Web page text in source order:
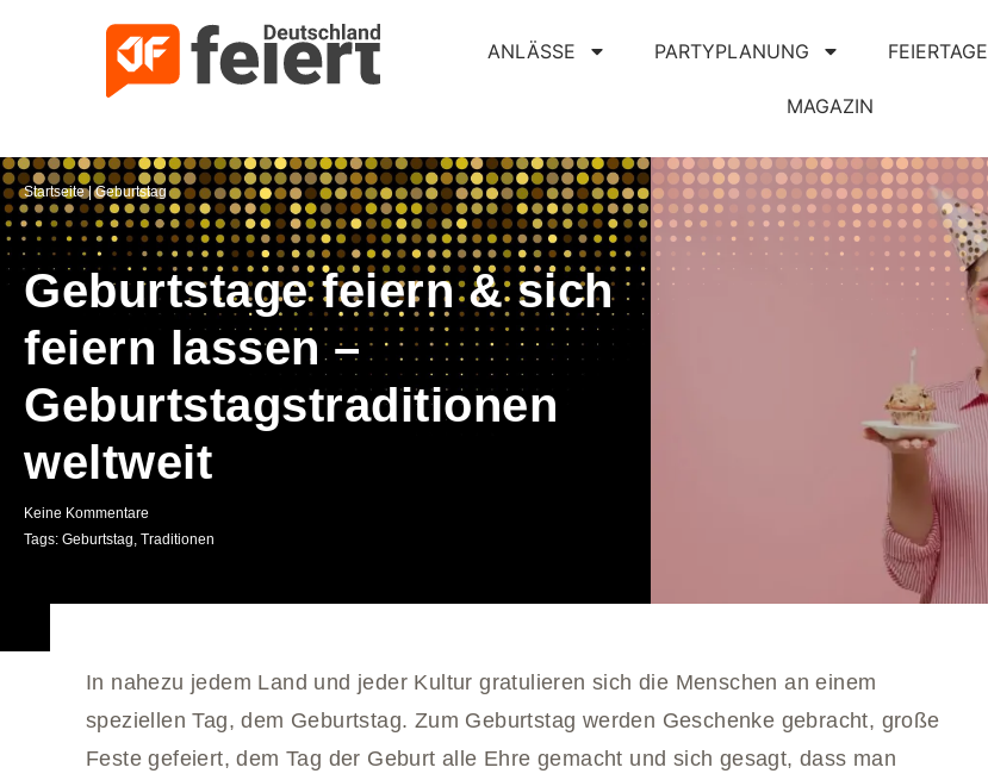
ANLÄSSE PARTYPLANUNG FEIERTAGE
MAGAZIN
Startseite|Geburtstag
Geburtstage feiern & sich
feiern lassen –
Geburtstagstraditionen
weltweit
Keine Kommentare
Tags: Geburtstag, Traditionen
In nahezu jedem Land und jeder Kultur gratulieren sich die Menschen an einem
speziellen Tag, dem Geburtstag. Zum Geburtstag werden Geschenke gebracht, große
Feste gefeiert, dem Tag der Geburt alle Ehre gemacht und sich gesagt, dass man